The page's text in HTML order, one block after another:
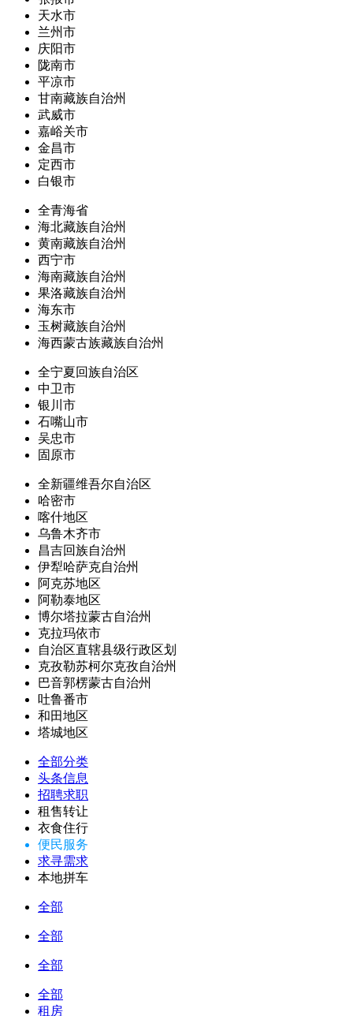
天水市
兰州市
庆阳市
陇南市
平凉市
甘南藏族自治州
武威市
嘉峪关市
金昌市
定西市
白银市
全青海省
海北藏族自治州
黄南藏族自治州
西宁市
海南藏族自治州
果洛藏族自治州
海东市
玉树藏族自治州
海西蒙古族藏族自治州
全宁夏回族自治区
中卫市
银川市
石嘴山市
吴忠市
固原市
全新疆维吾尔自治区
哈密市
喀什地区
乌鲁木齐市
昌吉回族自治州
伊犁哈萨克自治州
阿克苏地区
阿勒泰地区
博尔塔拉蒙古自治州
克拉玛依市
自治区直辖县级行政区划
克孜勒苏柯尔克孜自治州
巴音郭楞蒙古自治州
吐鲁番市
和田地区
塔城地区
全部分类
头条信息
招聘求职
租售转让
衣食住行
便民服务
求寻需求
本地拼车
全部
全部
全部
全部
租房